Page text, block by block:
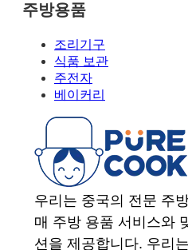
주방용품
조리기구
식품 보관
주전자
베이커리
우리는 중국의 전문 주
매 주방 용품 서비스와
션을 제공합니다. 우리